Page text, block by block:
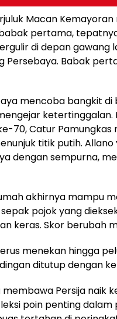
Macan
pertama,
di depan gawang
Persebaya. Babak
mencoba bangkit
ketertinggalan.
70, Catur
titik putih.
dengan sempurna,
akhirnya mampu
pojok yang
keras. Skor berubah
menekan hingga
ditutup dengan
membawa Persija naik
poin penting